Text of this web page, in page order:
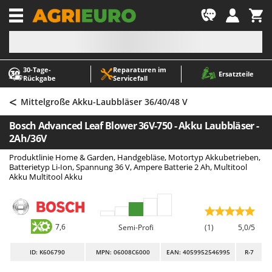
30‑Tage-
Rückgabe
Reparaturen im
Servicefall
Ersatzteile
-1
A
Abbeermaschinen - Traubenmühlen
Abfüllgeräte
Akku Gartenscheren
Akku Gras- und Strauchscheren
Akku-Stichsägen
Allzwecktransporter - Motorschubkarren
Anbaubagger Heckbagger für Traktoren
Arbeitsschutzkleidung
A
ABAC
AgriEuro Premium
AgriEuro TOP-LINE
AGT
Aima
Airmec
ALA 2000
Alce
< Mittelgroße Akku-Laubbläser 36/40/48 V
Bosch Advanced Leaf Blower 36V-750 - Akku Laubbläser -
2Ah/36V
Produktlinie Home & Garden, Handgebläse, Motortyp Akkubetrieben,
Batterietyp Li-Ion, Spannung 36 V, Ampere Batterie 2 Ah, Multitool
Akku Multitool Akku
7,6 Semi-Profi (1) 5,0/5
ID: K606790 MPN: 06008C6000 EAN: 4059952546995 R-7